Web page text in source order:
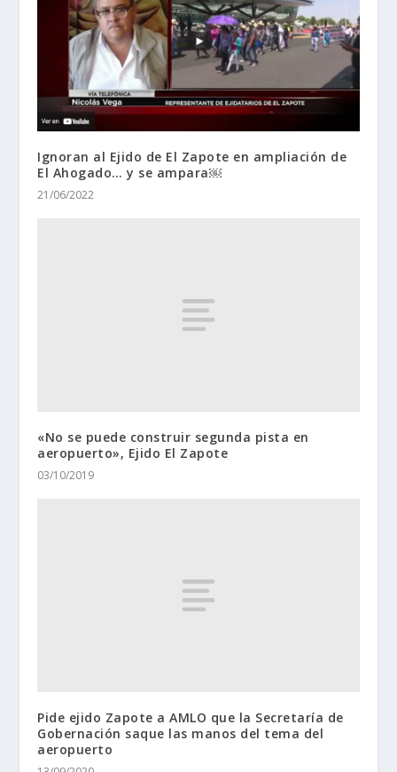
Ignoran al Ejido de El Zapote en ampliación de
El Ahogado… y se ampara￼
21/06/2022
«No se puede construir segunda pista en
aeropuerto», Ejido El Zapote
03/10/2019
Pide ejido Zapote a AMLO que la Secretaría de
Gobernación saque las manos del tema del
aeropuerto